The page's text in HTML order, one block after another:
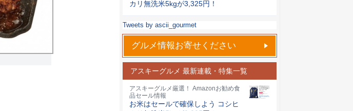
カリ無洗米5kgが3,325円！
Tweets by ascii_gourmet
グルメ情報お寄せください
アスキーグルメ 最新連載・特集一覧
アスキーグルメ厳選！ Amazonお勧め食
品セール情報
お米はセールで確保しよう コシヒ